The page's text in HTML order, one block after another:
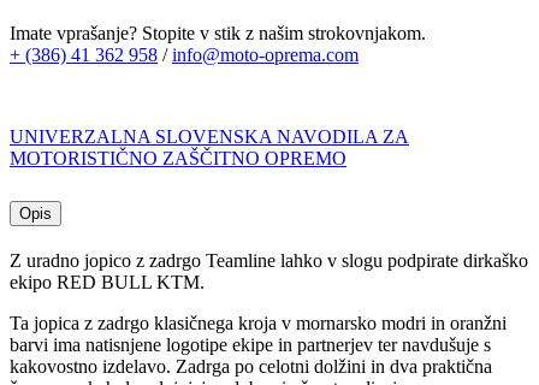
Imate vprašanje? Stopite v stik z našim strokovnjakom.
+ (386) 41 362 958 /info@moto-oprema.com
UNIVERZALNA SLOVENSKA NAVODILA ZA
MOTORISTIČNO ZAŠČITNO OPREMO
Opis
Z uradno jopico z zadrgo Teamline lahko v slogu podpirate dirkaško
ekipo RED BULL KTM.
Ta jopica z zadrgo klasičnega kroja v mornarsko modri in oranžni
barvi ima natisnjene logotipe ekipe in partnerjev ter navdušuje s
kakovostno izdelavo. Zadrga po celotni dolžini in dva praktična